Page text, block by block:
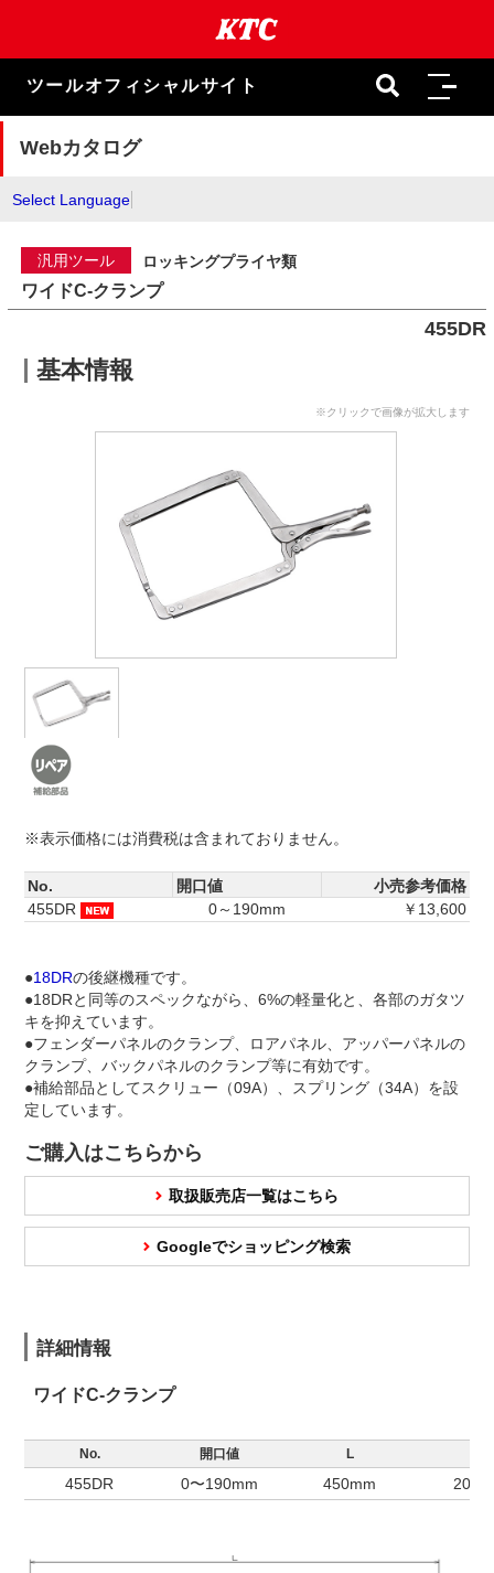
ま
キ
ツールオフィシャルサイト
Webカタログ
Select Language
汎用ツール ロッキングプライヤ類
ワイドC-クランプ
455DR
基本情報
※クリックで画像が拡大します
※表示価格には消費税は含まれておりません。
No. 開口値
小売参考価格
455DR
0～190mm ￥13,600
●18DRの後継機種です。
●18DRと同等のスペックながら、6%の軽量化と、各部のガタツ
キを抑えています。
●フェンダーパネルのクランプ、ロアパネル、アッパーパネルの
クランプ、バックパネルのクランプ等に有効です。
●補給部品としてスクリュー（09A）、スプリング（34A）を設
定しています。
ご購入はこちらから
取扱販売店一覧はこちら
Googleでショッピング検索
詳細情報
ワイドC-クランプ
No. 開口値 L
455DR 0〜190mm 450mm